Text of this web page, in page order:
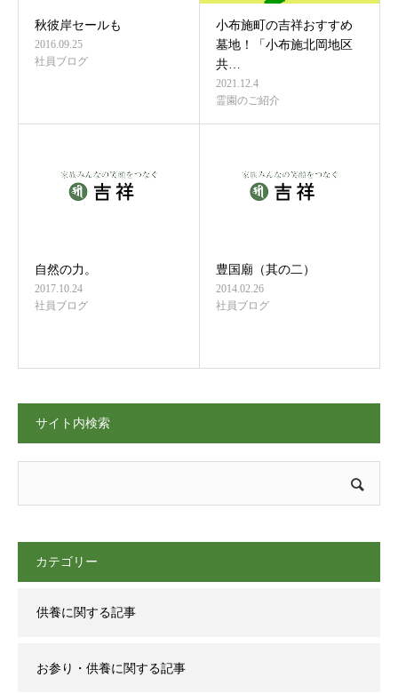
秋彼岸セールも
2016.09.25
社員ブログ
小布施町の吉祥おすすめ
墓地！「小布施北岡地区
共…
2021.12.4
霊園のご紹介
自然の力。
2017.10.24
社員ブログ
豊国廟（其の二）
2014.02.26
社員ブログ
サイト内検索
カテゴリー
供養に関する記事
お参り・供養に関する記事